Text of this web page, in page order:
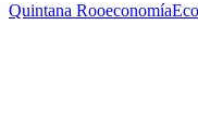
Quintana Rooeconomía